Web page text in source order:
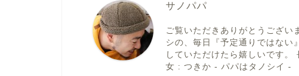
サノパパ
ご覧いただきありがとうござい
シの、毎日『予定通りではない
していただけたら嬉しいです
女 : つきか - パパはタノシイ -